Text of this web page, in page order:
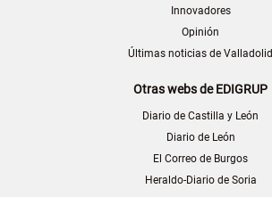
Innovadores
Opinión
Últimas noticias de Valladolid
Otras webs de EDIGRUP
Diario de Castilla y León
Diario de León
El Correo de Burgos
Heraldo-Diario de Soria